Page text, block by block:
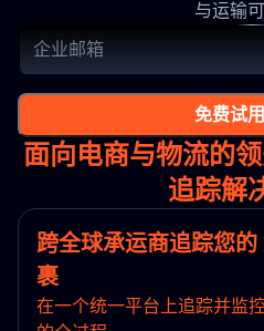
与运输
免费试
面向电商与物流的
追踪解
跨全球承运商追踪您
裹
在一个统一平台上追踪并监